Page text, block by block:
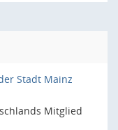
Stadt Mainz
Mitglied